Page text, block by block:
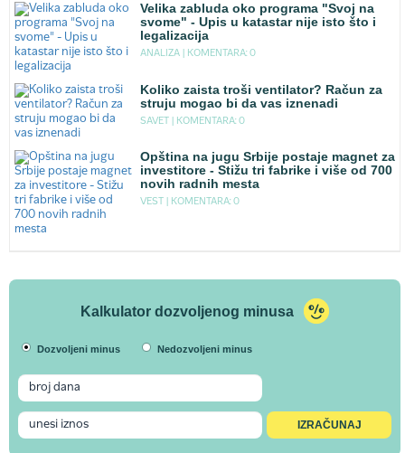
Velika zabluda oko programa "Svoj na
svome" - Upis u katastar nije isto što i
legalizacija
ANALIZA | KOMENTARA: 0
Koliko zaista troši ventilator? Račun za
struju mogao bi da vas iznenadi
SAVET | KOMENTARA: 0
Opština na jugu Srbije postaje magnet za
investitore - Stižu tri fabrike i više od 700
novih radnih mesta
VEST | KOMENTARA: 0
Kalkulator dozvoljenog minusa
Dozvoljeni minus Nedozvoljeni minus